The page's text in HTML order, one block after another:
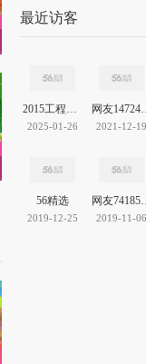
最近访客
2015工程管理
2025-01-26
网友
2021-12-19
56精选
2019-12-25
网友
2019-11-06